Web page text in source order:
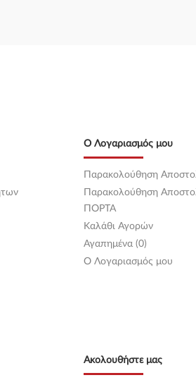
Ο Λογαριασμός μου
Παρακολούθηση
Παρακολούθηση
ΠΟΡΤΑ
Καλάθι Αγορών
Αγαπημένα (0)
O Λογαριασμός μου
Ακολουθήστε μας